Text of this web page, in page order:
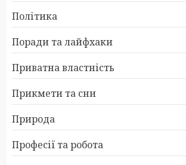
Політика
Поради та лайфхаки
Приватна властність
Прикмети та сни
Природа
Професії та робота